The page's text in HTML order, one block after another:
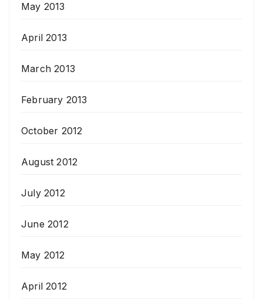
May 2013
April 2013
March 2013
February 2013
October 2012
August 2012
July 2012
June 2012
May 2012
April 2012